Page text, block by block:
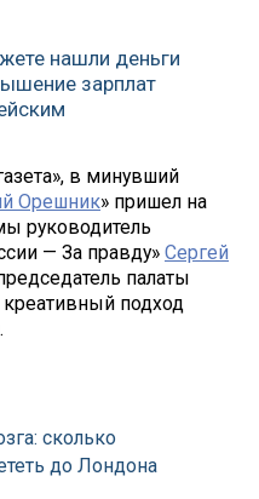
нашли деньги
зарплат
в минувший
Орешник» пришел на
руководитель
— За правду» Сергей
палаты
креативный подход
сколько
до Лондона